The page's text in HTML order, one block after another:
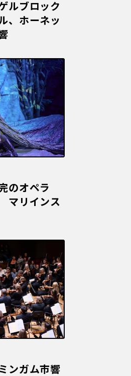
ルブロック
、ホーネッ
のオペラ
マリインス
ンガム市響